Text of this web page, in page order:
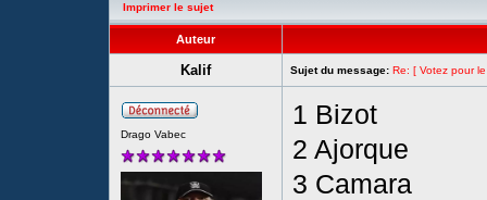
Imprimer le sujet
Auteur
Kalif Sujet du message: Re: [ Votez pour
Drago Vabec
1 Bizot
2 Ajorque
3 Camara